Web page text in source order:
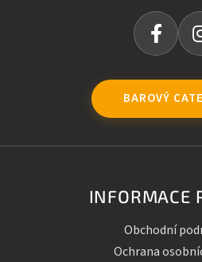
BAROVÝ
INFORMACE
Obchodní
Ochrana